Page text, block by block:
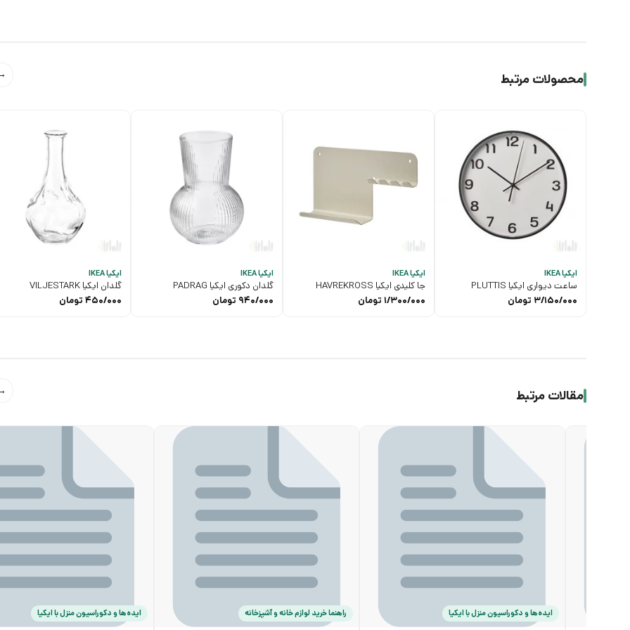
محصولات مرتبط
ایکیا IKEA
ساعت دیواری ایکیا PLUTTIS
3/150/000 تومان
ایکیا IKEA
جا کلیدی ایکیا HAVREKROSS
1/300/000 تومان
ایکیا IKEA
گلدان دکوری ایکیا PADRAG
940/000 تومان
ایکیا IKEA
گلدان ایکیا VILJESTARK
450/000 تومان
مقالات مرتبط
ایده‌ها و دکوراسیون منزل با ایکیا راهنما خرید لوازم خانه و آشپزخانه ایده‌ها و دکوراسیون منزل با ایکیا